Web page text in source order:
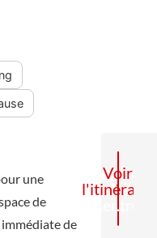
une
de
de
Appelez
le
centre
Voir
l'itinéraire